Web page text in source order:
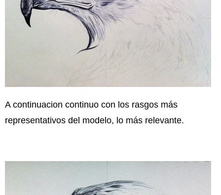
A continuacion continuo con los rasgos más
representativos del modelo, lo más relevante.